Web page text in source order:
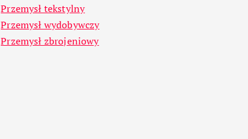
Przemysł tekstylny
Przemysł wydobywczy
Przemysł zbrojeniowy